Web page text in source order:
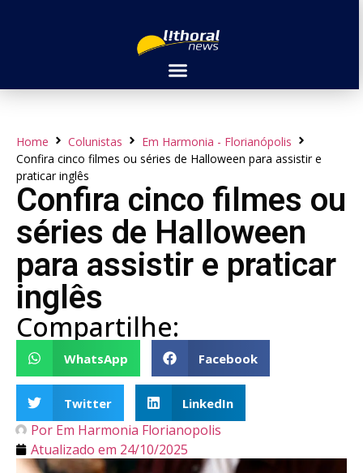
Home Colunistas
Em Harmonia - Florianópolis
Confira cinco filmes ou séries de Halloween para assistir e
praticar inglês
Confira cinco filmes ou
séries de Halloween
para assistir e praticar
inglês
Compartilhe:
WhatsApp Facebook
Twitter LinkedIn
Por Em Harmonia Florianopolis
Atualizado em 24/10/2025